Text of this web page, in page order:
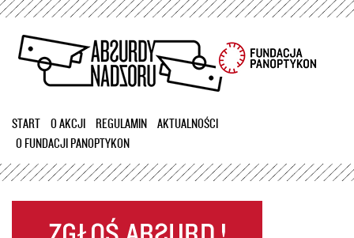
Przejdź
treści
START O AKCJI REGULAMIN
AKTUALNOŚCI
O FUNDACJI PANOPTYKON